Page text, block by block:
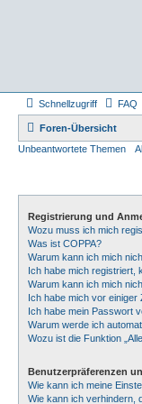
Schnellzugriff FAQ
Foren-Übersicht
Unbeantwortete Themen
Registrierung und
Wozu muss ich mich
Was ist COPPA?
Warum kann ich mich
Ich habe mich registriert,
Warum kann ich mich
Ich habe mich vor einiger
Ich habe mein Passwort
Warum werde ich
Wozu ist die Funktion
Benutzerpräferenzen
Wie kann ich meine
Wie kann ich verhindern,